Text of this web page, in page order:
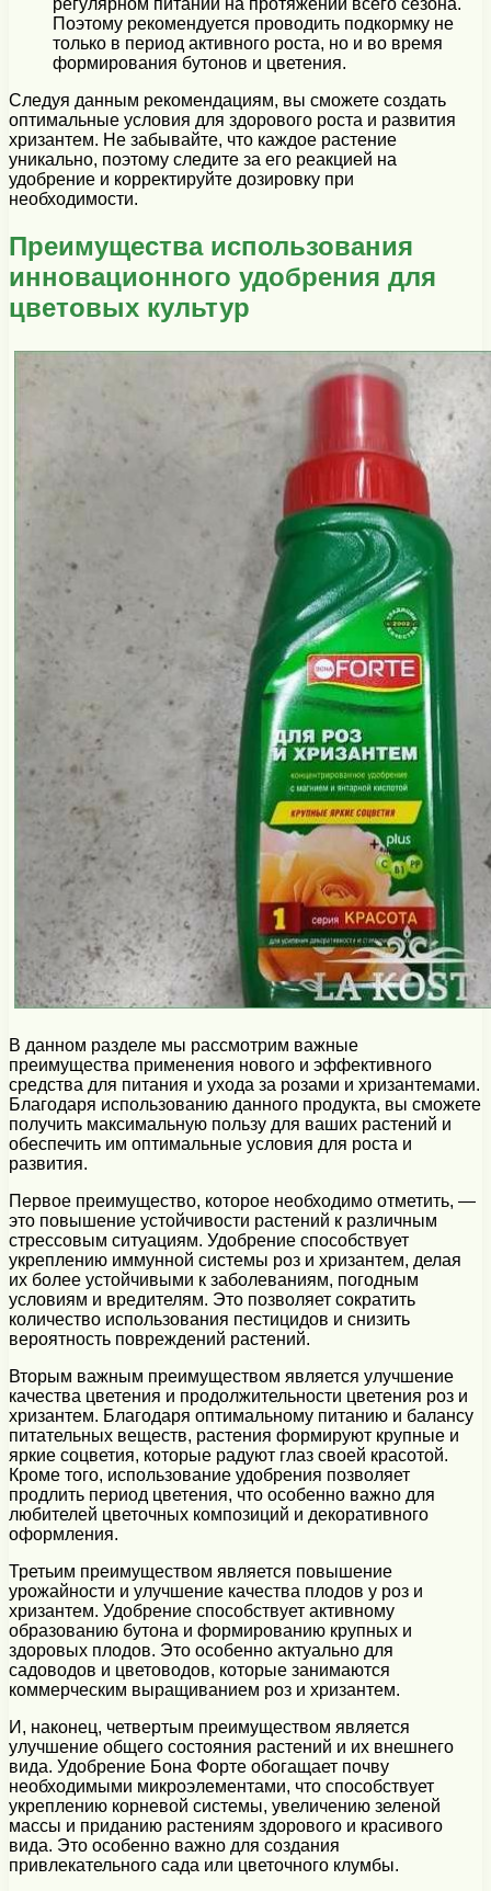
регулярном питании на протяжении всего сезона.
Поэтому рекомендуется проводить подкормку не
только в период активного роста, но и во время
формирования бутонов и цветения.
Следуя данным рекомендациям, вы сможете создать
оптимальные условия для здорового роста и развития
хризантем. Не забывайте, что каждое растение
уникально, поэтому следите за его реакцией на
удобрение и корректируйте дозировку при
необходимости.
Преимущества использования
инновационного удобрения для
цветовых культур
В данном разделе мы рассмотрим важные
преимущества применения нового и эффективного
средства для питания и ухода за розами и хризантемами.
Благодаря использованию данного продукта, вы сможете
получить максимальную пользу для ваших растений и
обеспечить им оптимальные условия для роста и
развития.
Первое преимущество, которое необходимо отметить, —
это повышение устойчивости растений к различным
стрессовым ситуациям. Удобрение способствует
укреплению иммунной системы роз и хризантем, делая
их более устойчивыми к заболеваниям, погодным
условиям и вредителям. Это позволяет сократить
количество использования пестицидов и снизить
вероятность повреждений растений.
Вторым важным преимуществом является улучшение
качества цветения и продолжительности цветения роз и
хризантем. Благодаря оптимальному питанию и балансу
питательных веществ, растения формируют крупные и
яркие соцветия, которые радуют глаз своей красотой.
Кроме того, использование удобрения позволяет
продлить период цветения, что особенно важно для
любителей цветочных композиций и декоративного
оформления.
Третьим преимуществом является повышение
урожайности и улучшение качества плодов у роз и
хризантем. Удобрение способствует активному
образованию бутона и формированию крупных и
здоровых плодов. Это особенно актуально для
садоводов и цветоводов, которые занимаются
коммерческим выращиванием роз и хризантем.
И, наконец, четвертым преимуществом является
улучшение общего состояния растений и их внешнего
вида. Удобрение Бона Форте обогащает почву
необходимыми микроэлементами, что способствует
укреплению корневой системы, увеличению зеленой
массы и приданию растениям здорового и красивого
вида. Это особенно важно для создания
привлекательного сада или цветочного клумбы.